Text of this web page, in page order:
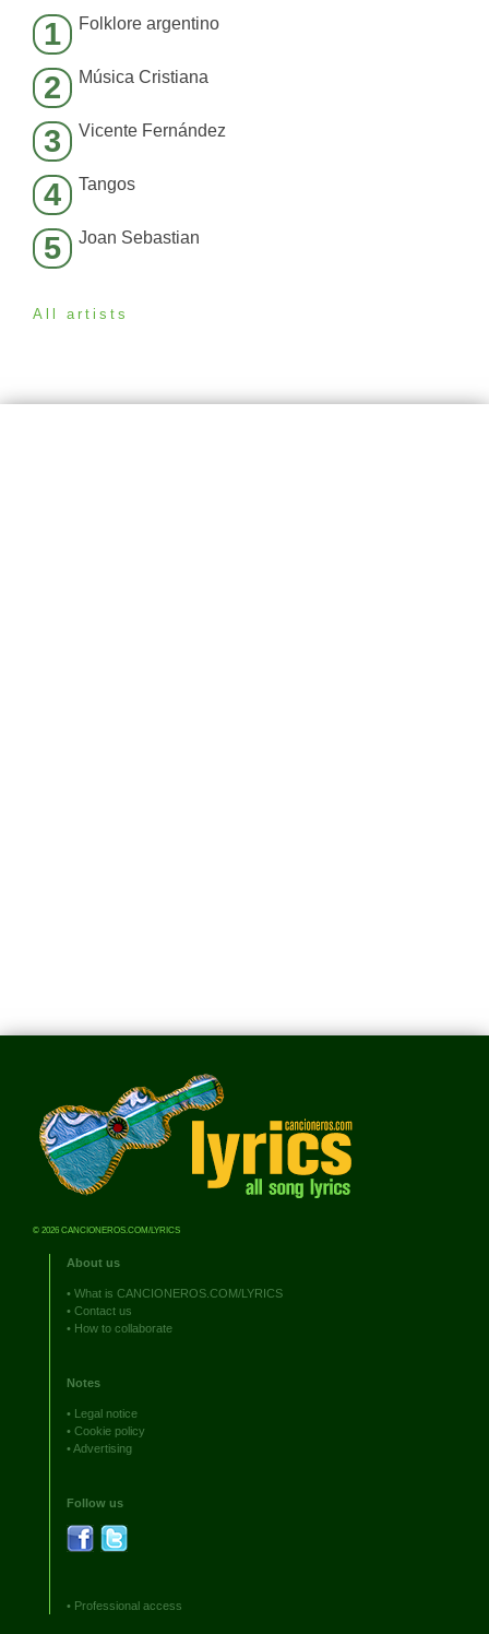
1 Folklore argentino
2 Música Cristiana
3 Vicente Fernández
4 Tangos
5 Joan Sebastian
All artists
© 2026 CANCIONEROS.COM/LYRICS
About us
• What is CANCIONEROS.COM/LYRICS
• Contact us
• How to collaborate
Notes
•
Legal notice
• Cookie policy
•Advertising
Follow us
• Professional access